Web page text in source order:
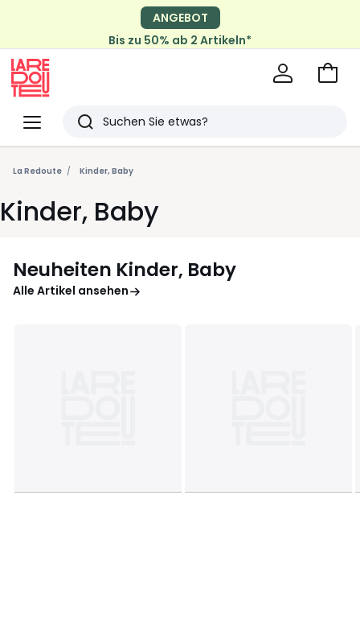
ANGEBOT
Bis zu 50% ab 2 Artikeln*
Menü
Redoute
Suchen
Zuletzt
angesehen
Artikel
Zum
La Redoute Kinder, Baby
Kinder, Baby
Neuheiten Kinder, Baby
Alle Artikel ansehen